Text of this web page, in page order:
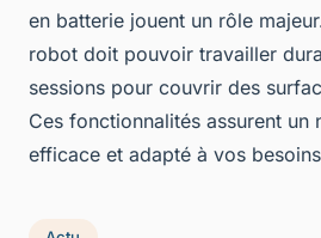
en batterie jouent un rôle
robot doit pouvoir travailler
sessions pour couvrir des
Ces fonctionnalités assurent un
efficace et adapté à vos